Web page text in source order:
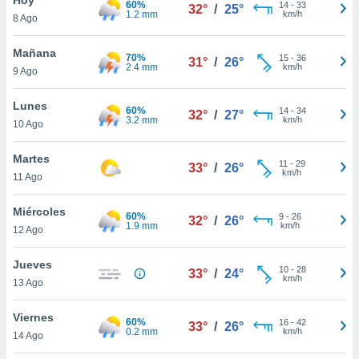
en
más
nuestra
de
cookies
aceptar
8 Ago
60%
1.2 mm
32° / 25° 14- 33
km/h
Mañana
9 Ago
70%
2.4 mm
31° / 26° 15- 36
km/h
Lunes
10 Ago
60%
3.2 mm
32° / 27° 14- 34
km/h
Martes
11 Ago
33° / 26° 11 - 29
km/h
Miércoles
12 Ago
60%
1.9 mm
32° / 26° 9- 26
km/h
Jueves
13 Ago
33° / 24° 10- 28
km/h
Viernes
14 Ago
60%
0.2 mm
33° / 26° 16- 42
km/h